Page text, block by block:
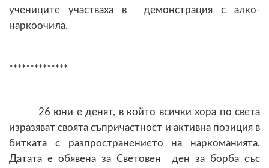
учениците участваха в демонстрация с алко-
наркоочила.
**************
26 юни е денят, в който всички хора по света
изразяват своята съпричастност и активна позиция в
битката с разпространението на наркоманията.
Датата е обявена за Световен ден за борба със